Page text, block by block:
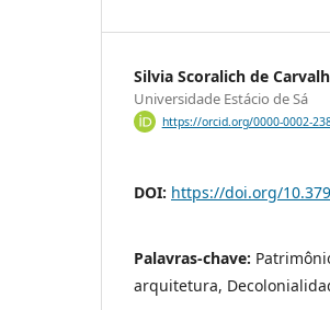
Silvia Scoralich de
Universidade Estácio de Sá
https://orcid.org/0000-0002-
DOI: https://doi.org/
Palavras-chave:
arquitetura,